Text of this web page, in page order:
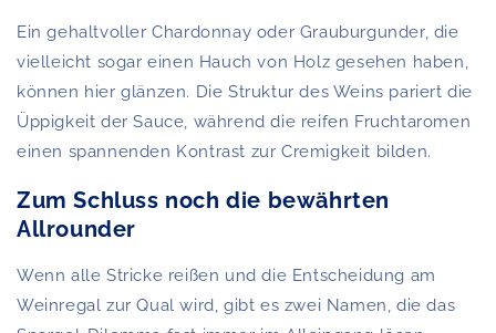
Ein gehaltvoller Chardonnay oder Grauburgunder, die
vielleicht sogar einen Hauch von Holz gesehen haben,
können hier glänzen. Die Struktur des Weins pariert die
Üppigkeit der Sauce, während die reifen Fruchtaromen
einen spannenden Kontrast zur Cremigkeit bilden.
Zum Schluss noch die bewährten
Allrounder
Wenn alle Stricke reißen und die Entscheidung am
Weinregal zur Qual wird, gibt es zwei Namen, die das